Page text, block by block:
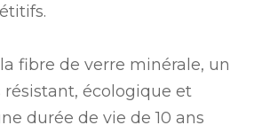
fibre de verre minérale, un
écologique et
durée de vie de 10 ans